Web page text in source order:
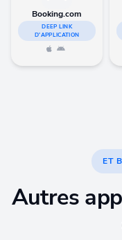
Booking.com
DEEP LINK
D'APPLICATION
ET
Autres